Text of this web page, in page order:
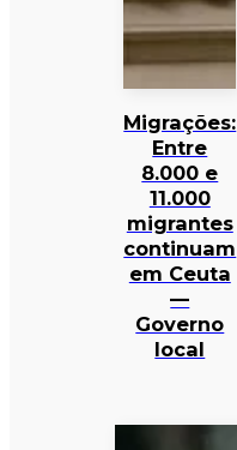
Migrações:
Entre
8.000 e
11.000
migrantes
continuam
em Ceuta
—
Governo
local